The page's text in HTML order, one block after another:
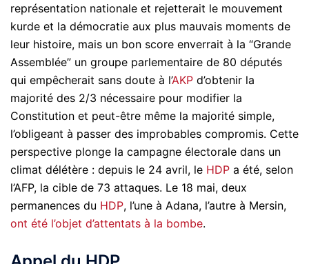
représentation nationale et rejetterait le mouvement
kurde et la démocratie aux plus mauvais moments de
leur histoire, mais un bon score enverrait à la “Grande
Assemblée” un groupe parlementaire de 80 députés
qui empêcherait sans doute à l’AKP d’obtenir la
majorité des 2/3 nécessaire pour modifier la
Constitution et peut-être même la majorité simple,
l’obligeant à passer des improbables compromis. Cette
perspective plonge la campagne électorale dans un
climat délétère : depuis le 24 avril, le HDP a été, selon
l’AFP, la cible de 73 attaques. Le 18 mai, deux
permanences du HDP, l’une à Adana, l’autre à Mersin,
ont été l’objet d’attentats à la bombe.